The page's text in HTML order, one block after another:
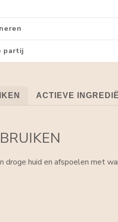
partij
ACTIEVE
droge huid en afspoelen met